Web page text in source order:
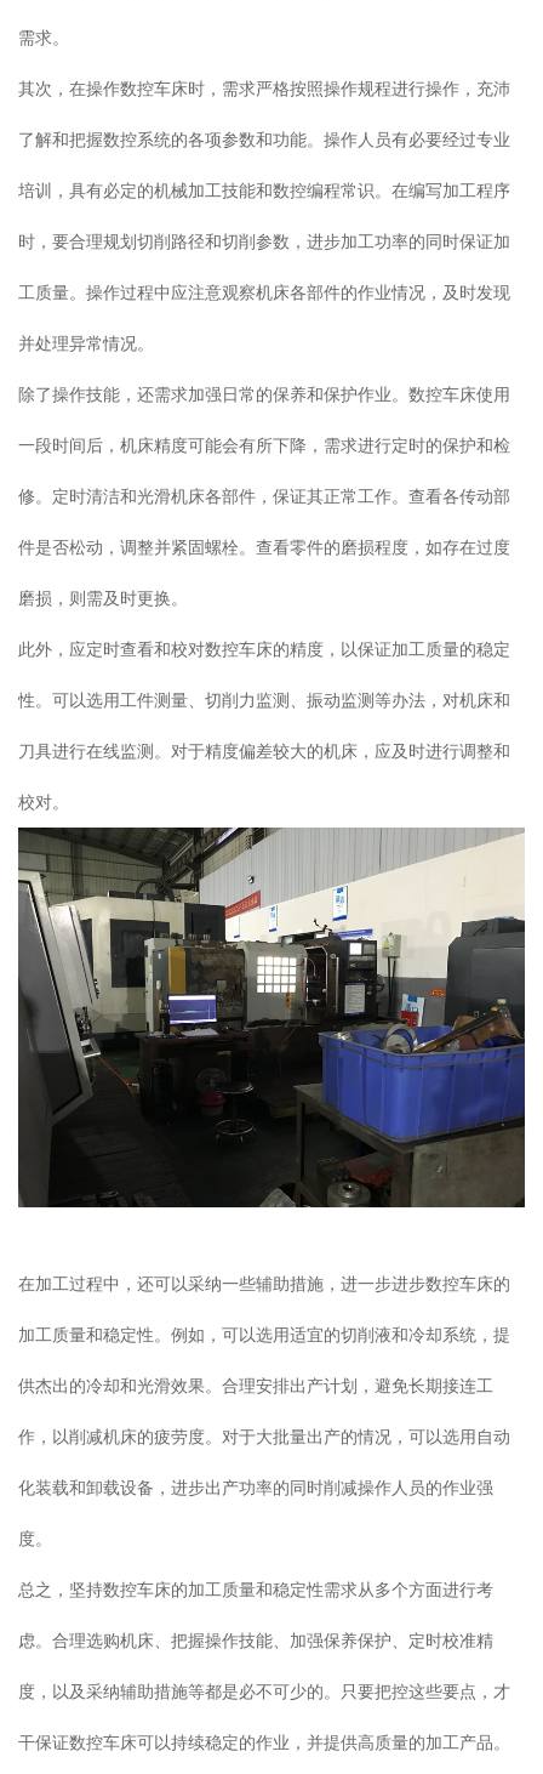
需求。
其次，在操作数控车床时，需求严格按照操作规程进行操作，充沛
了解和把握数控系统的各项参数和功能。操作人员有必要经过专业
培训，具有必定的机械加工技能和数控编程常识。在编写加工程序
时，要合理规划切削路径和切削参数，进步加工功率的同时保证加
工质量。操作过程中应注意观察机床各部件的作业情况，及时发现
并处理异常情况。
除了操作技能，还需求加强日常的保养和保护作业。数控车床使用
一段时间后，机床精度可能会有所下降，需求进行定时的保护和检
修。定时清洁和光滑机床各部件，保证其正常工作。查看各传动部
件是否松动，调整并紧固螺栓。查看零件的磨损程度，如存在过度
磨损，则需及时更换。
此外，应定时查看和校对数控车床的精度，以保证加工质量的稳定
性。可以选用工件测量、切削力监测、振动监测等办法，对机床和
刀具进行在线监测。对于精度偏差较大的机床，应及时进行调整和
校对。
在加工过程中，还可以采纳一些辅助措施，进一步进步数控车床的
加工质量和稳定性。例如，可以选用适宜的切削液和冷却系统，提
供杰出的冷却和光滑效果。合理安排出产计划，避免长期接连工
作，以削减机床的疲劳度。对于大批量出产的情况，可以选用自动
化装载和卸载设备，进步出产功率的同时削减操作人员的作业强
度。
总之，坚持数控车床的加工质量和稳定性需求从多个方面进行考
虑。合理选购机床、把握操作技能、加强保养保护、定时校准精
度，以及采纳辅助措施等都是必不可少的。只要把控这些要点，才
干保证数控车床可以持续稳定的作业，并提供高质量的加工产品。